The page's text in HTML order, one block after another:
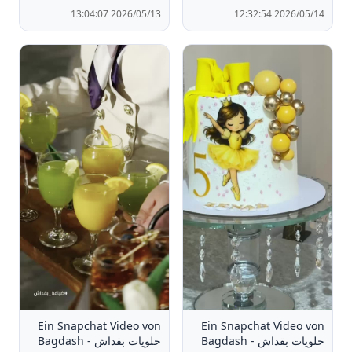
2026/05/14 12:32:54
2026/05/13 13:04:07
Ein Snapchat Video von
حلويات بقداش - Bagdash
Ein Snapchat Video von
حلويات بقداش - Bagdash